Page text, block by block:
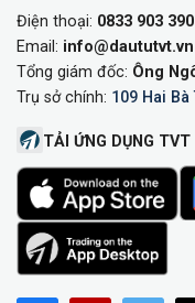
Điện thoại: 0833 903 390
Email: info@daututvt.vn
Tổng giám đốc: Ông
Trụ sở chính: 109 Hai Bà
TẢI ỨNG DỤNG TVT